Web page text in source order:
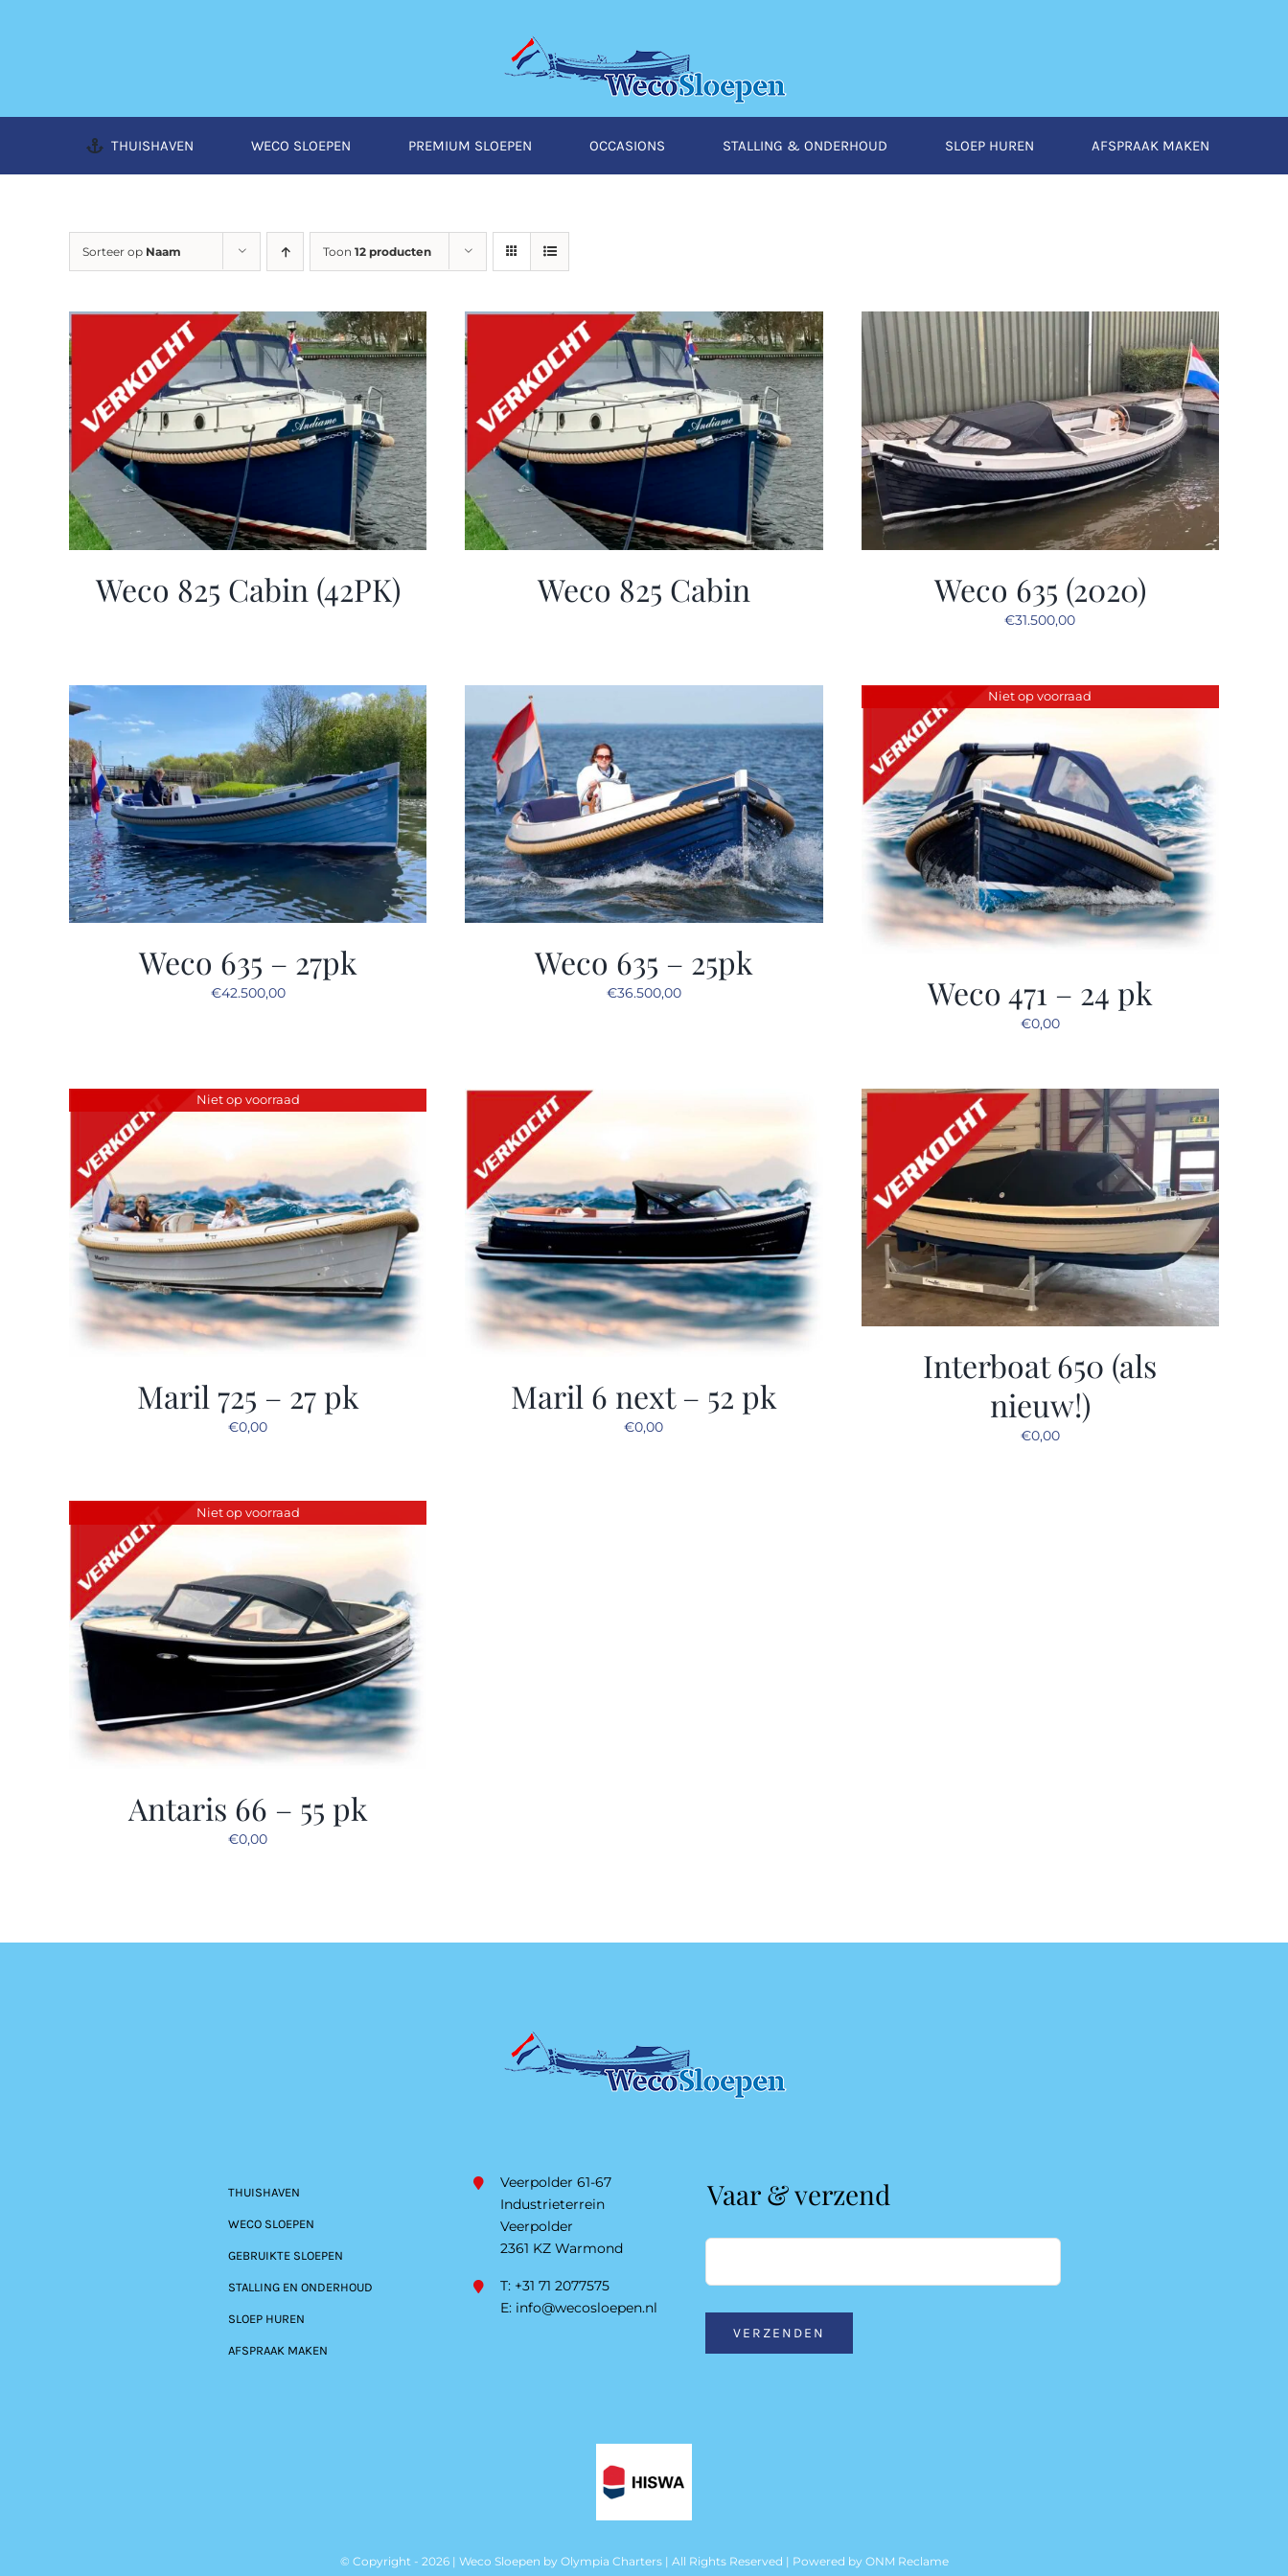
THUISHAVEN WECO SLOEPEN PREMIUM SLOEPEN OCCASIONS STALLING & ONDERHOUD SLOEP HUREN AFSPRAAK MAKEN
Sorteer op Naam Toon 12 producten
Weco 825 Cabin (42PK) Weco 825 Cabin Weco 635 (2020)
€31.500,00
Weco 635 – 27pk
€42.500,00
Weco 635 – 25pk
€36.500,00
Niet op voorraad
Weco 471 – 24 pk
€0,00
Niet op voorraad
Maril 725 – 27 pk
€0,00
Maril 6 next – 52 pk
€0,00
Interboat 650 (als
nieuw!)
€0,00
Niet op voorraad
Antaris 66 – 55 pk
€0,00
THUISHAVEN
WECO SLOEPEN
GEBRUIKTE SLOEPEN
STALLING EN ONDERHOUD
SLOEP HUREN
AFSPRAAK MAKEN
Veerpolder 61-67
Industrieterrein
Veerpolder
2361 KZ Warmond
T: +31 71 2077575
E: info@wecosloepen.nl
Vaar & verzend
VERZENDEN
© Copyright - 2026 | Weco Sloepen by Olympia Charters| All Rights Reserved | Powered by ONM Reclame